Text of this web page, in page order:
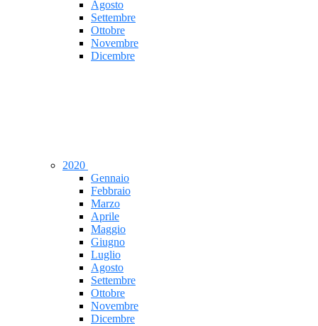
Agosto
Settembre
Ottobre
Novembre
Dicembre
2020
Gennaio
Febbraio
Marzo
Aprile
Maggio
Giugno
Luglio
Agosto
Settembre
Ottobre
Novembre
Dicembre